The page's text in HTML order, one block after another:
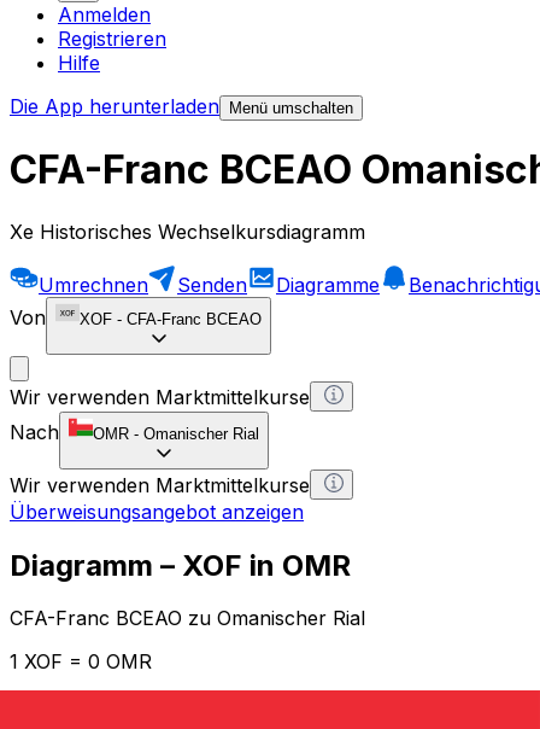
Anmelden
Registrieren
Hilfe
Die App herunterladen Menü umschalten
CFA-Franc BCEAO
Xe Historisches Wechselkursdiagramm
Umrechnen Senden Diagramme
Von
XOF - CFA-Franc BCEAO
Wir verwenden Marktmittelkurse
Nach
OMR - Omanischer Rial
Wir verwenden Marktmittelkurse
Überweisungsangebot anzeigen
Diagramm – XOF in OMR
CFA-Franc BCEAO zu Omanischer Rial
1 XOF = 0 OMR